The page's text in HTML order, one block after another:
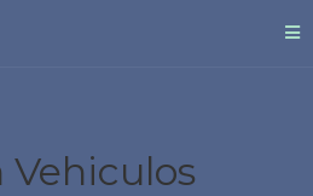
Vehiculos